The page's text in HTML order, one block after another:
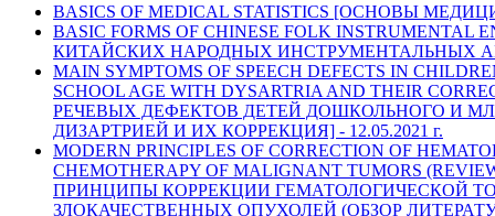
BASICS OF MEDICAL STATISTICS [ОСНОВЫ
BASIC FORMS OF CHINESE FOLK
КИТАЙСКИХ НАРОДНЫХ ИНСТРУМЕНТАЛЬНЫХ
MAIN SYMPTOMS OF SPEECH DEFECTS IN
SCHOOL AGE WITH DYSARTRIA AND THEIR
РЕЧЕВЫХ ДЕФЕКТОВ ДЕТЕЙ ДОШКОЛЬНОГО И
ДИЗАРТРИЕЙ И ИХ КОРРЕКЦИЯ] - 12.05.2021 г.
MODERN PRINCIPLES OF CORRECTION OF
CHEMOTHERAPY OF MALIGNANT TUMORS
ПРИНЦИПЫ КОРРЕКЦИИ ГЕМАТОЛОГИЧЕСКОЙ
ЗЛОКАЧЕСТВЕННЫХ ОПУХОЛЕЙ (ОБЗОР